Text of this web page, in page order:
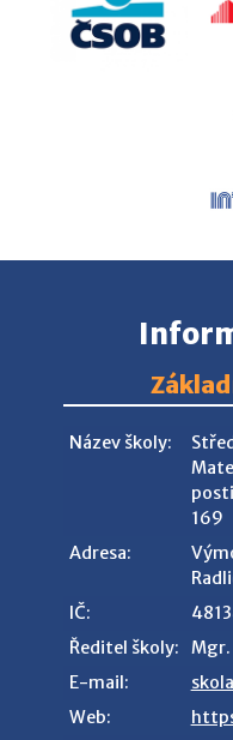
Název školy:
169
Adresa:
IČ:
Ředitel školy:
Mgr.
E-mail:
Web: